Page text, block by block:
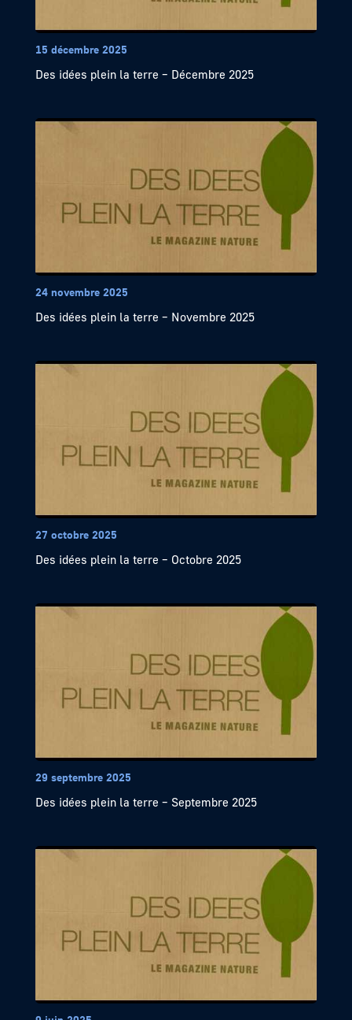
15 décembre 2025
Des idées plein la terre – Décembre 2025
24 novembre 2025
Des idées plein la terre – Novembre 2025
27 octobre 2025
Des idées plein la terre – Octobre 2025
29 septembre 2025
Des idées plein la terre – Septembre 2025